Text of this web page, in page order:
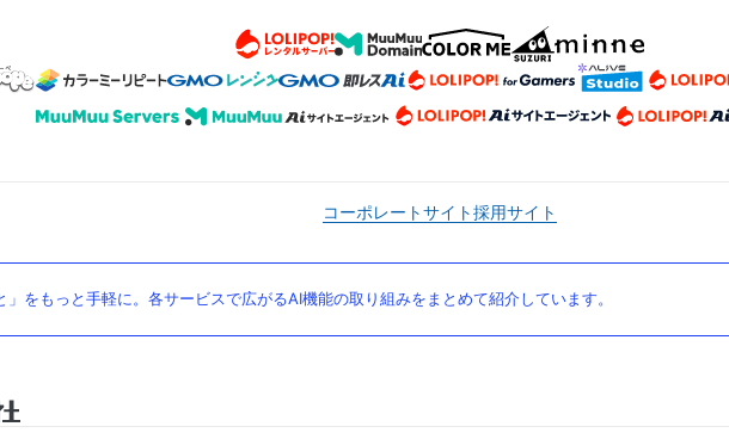
コーポレートサイト採用サイト
」をもっと手軽に。各サービスで広がるAI機能の取り組みをまとめて紹介しています。